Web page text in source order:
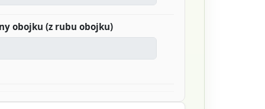
obojku (z rubu obojku)